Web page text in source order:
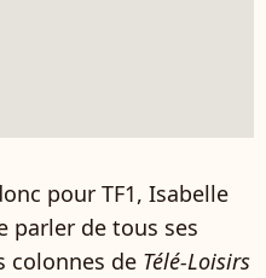
pour TF1, Isabelle
parler de tous ses
colonnes de Télé-Loisirs